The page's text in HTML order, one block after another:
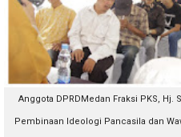
Anggota DPRDMedan Fraksi PKS, Hj.
Pembinaan Ideologi Pancasila dan